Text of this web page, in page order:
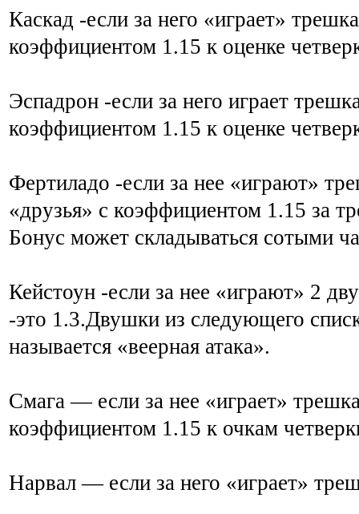
Каскад -если за него «играет»
коэффициентом 1.15 к оценке
Эспадрон -если за него играет
коэффициентом 1.15 к оценке
Фертиладо -если за нее «играют»
«друзья» с коэффициентом 1.15 за
Бонус может складываться сотыми
Кейстоун -если за нее «играют» 2
-это 1.3.Двушки из следующего
называется «веерная атака».
Смага — если за нее «играет»
коэффициентом 1.15 к очкам
Нарвал — если за него «играет»